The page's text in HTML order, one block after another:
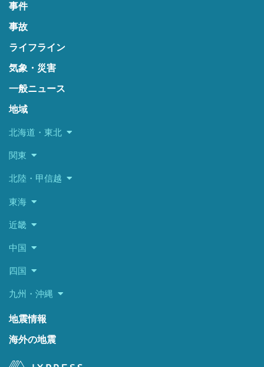
事件
事故
ライフライン
気象・災害
一般ニュース
地域
北海道・東北
関東
北陸・甲信越
東海
近畿
中国
四国
九州・沖縄
地震情報
海外の地震